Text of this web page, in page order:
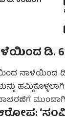
ಡಿ.
ನಾಳೆಯಿಂದ